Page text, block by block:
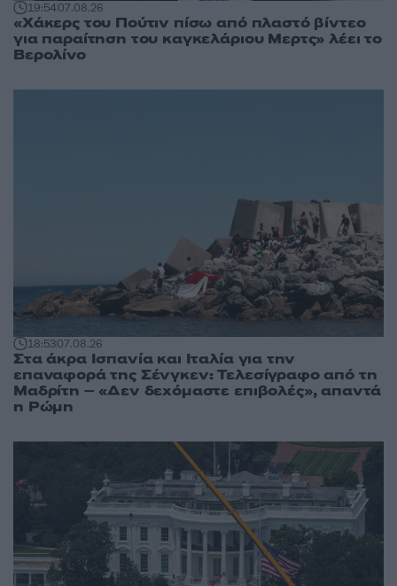
19:5407.08.26
«Χάκερς του Πούτιν πίσω από πλαστό βίντεο
για παραίτηση του καγκελάριου Μερτς» λέει το
Βερολίνο
18:5307.08.26
Στα άκρα Ισπανία και Ιταλία για την
επαναφορά της Σένγκεν: Τελεσίγραφο από τη
Μαδρίτη – «Δεν δεχόμαστε επιβολές», απαντά
η Ρώμη